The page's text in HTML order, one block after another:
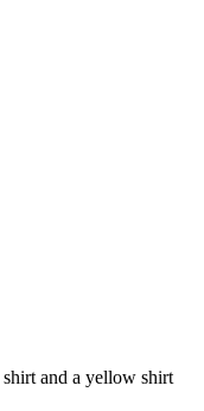
and a yellow shirt